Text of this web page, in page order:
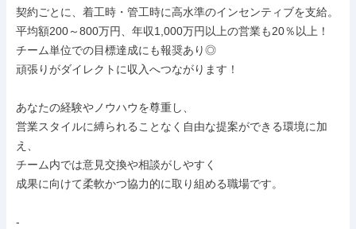
契約ごとに、着工時・管工時に高水準のインセンティブを支給。
平均額200～800万円、年収1,000万円以上の営業も20％以上！
チーム単位での目標達成にも報奨あり◎
頑張りがダイレクトに収入へつながります！
あなたの経験やノウハウを尊重し、
営業スタイルに縛られることなく自由な提案ができる環境に加
え、
チーム内では意見交換や相談がしやすく
成果に向けて柔軟かつ協力的に取り組める職場です。
-